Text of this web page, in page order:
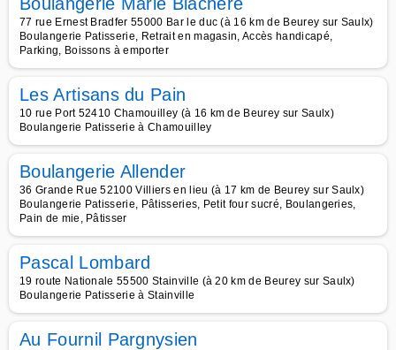
77 rue Ernest Bradfer 55000 Bar le duc (à 16 km de Beurey sur Saulx)
Boulangerie Patisserie, Retrait en magasin, Accès handicapé,
Parking, Boissons à emporter
Les Artisans du Pain
10 rue Port 52410 Chamouilley (à 16 km de Beurey sur Saulx)
Boulangerie Patisserie à Chamouilley
Boulangerie Allender
36 Grande Rue 52100 Villiers en lieu (à 17 km de Beurey sur Saulx)
Boulangerie Patisserie, Pâtisseries, Petit four sucré, Boulangeries,
Pain de mie, Pâtisser
Pascal Lombard
19 route Nationale 55500 Stainville (à 20 km de Beurey sur Saulx)
Boulangerie Patisserie à Stainville
Au Fournil Pargnysien